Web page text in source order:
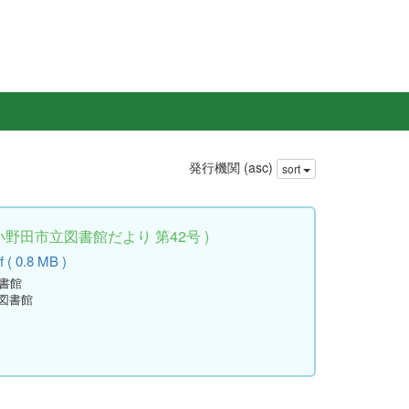
発行機関 (asc) sort
田市立図書館だより 第42号 )
( 0.8 MB )
館
書館